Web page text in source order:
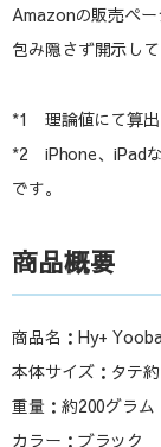
Amazonの販売ペ
包み隠さず開示して
*1 理論値にて算出
*2 iPhone、iPad
です。
商品概要
商品名：Hy+
本体サイズ：タテ
重量：約200グラム
カラー：ブラック